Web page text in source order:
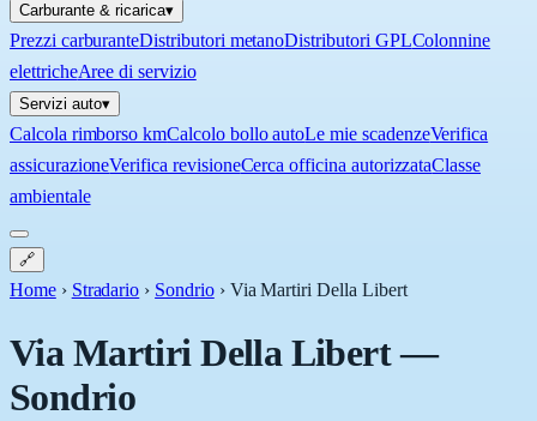
Carburante & ricarica▾
Prezzi carburanteDistributori metanoDistributori GPLColonnine
elettricheAree di servizio
Servizi auto▾
Calcola rimborso kmCalcolo bollo autoLe mie scadenzeVerifica
assicurazioneVerifica revisioneCerca officina autorizzataClasse
ambientale
🔗
Home › Stradario › Sondrio › Via Martiri Della Libert
Via Martiri Della Libert—
Sondrio